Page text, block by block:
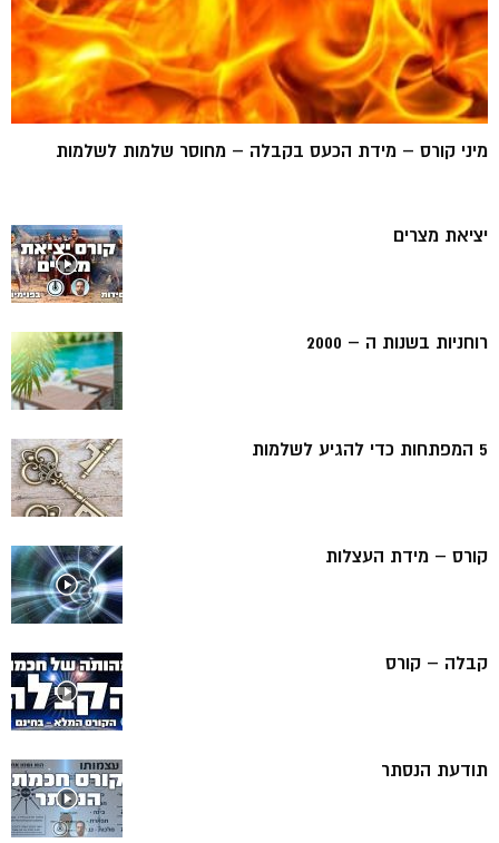
מיני קורס – מידת הכעס בקבלה – מחוסר שלמות לשלמות
יציאת מצרים
רוחניות בשנות ה – 2000
5 המפתחות כדי להגיע לשלמות
קורס – מידת העצלות
קבלה – קורס
תודעת הנסתר